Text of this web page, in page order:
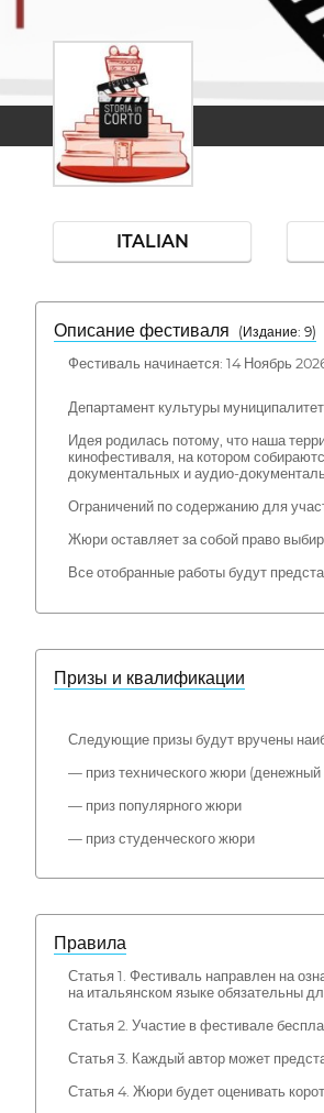
ITALIAN
Описание фестиваля
( Издание: 9)
Фестиваль начинается: 14 Ноябрь
Департамент культуры
Идея родилась потому, что наша
кинофестиваля, на котором
документальных и аудио-
Ограничений по содержанию для
Жюри оставляет за собой право
Все отобранные работы будут
Призы и квалификации
Следующие призы будут вручены
— приз технического жюри (денежный
— приз популярного жюри
— приз студенческого жюри
Правила
Статья 1. Фестиваль направлен на
на итальянском языке обязательны
Статья 2. Участие в фестивале
Статья 3. Каждый автор может
Статья 4. Жюри будет оценивать